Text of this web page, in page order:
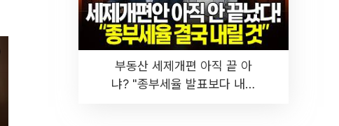
부동산 세제개편 아직 끝 아
냐? "종부세율 발표보다 내릴